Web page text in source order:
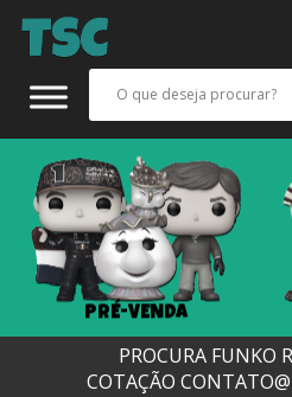
PRÉ-VENDA
PROCURA FUNKO
COTAÇÃO